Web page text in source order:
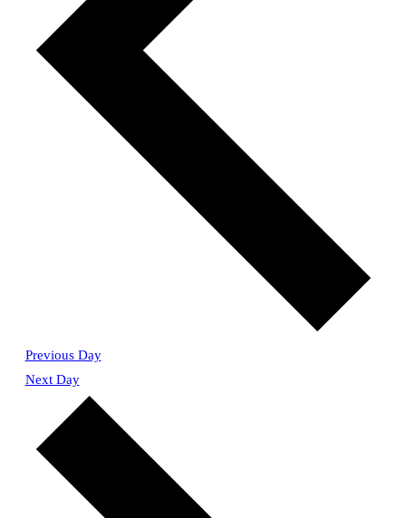
Previous Day
Next Day